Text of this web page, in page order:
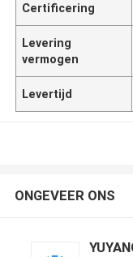
Certificering
Levering
vermogen
Levertijd
ONGEVEER ONS